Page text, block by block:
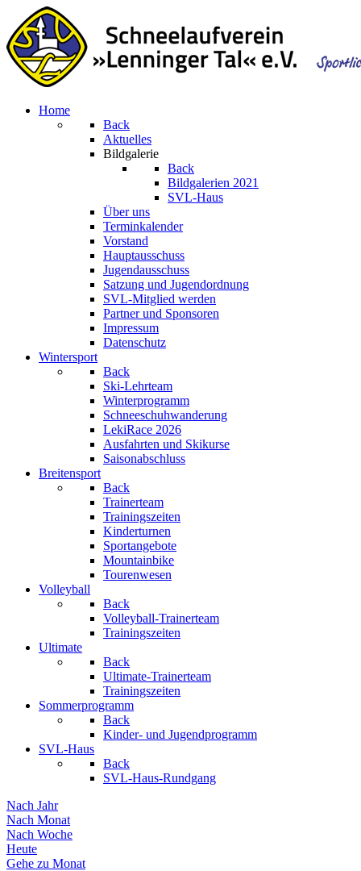
Home
Back
Aktuelles
Bildgalerie
Back
Bildgalerien 2021
SVL-Haus
Über uns
Terminkalender
Vorstand
Hauptausschuss
Jugendausschuss
Satzung und Jugendordnung
SVL-Mitglied werden
Partner und Sponsoren
Impressum
Datenschutz
Wintersport
Back
Ski-Lehrteam
Winterprogramm
Schneeschuhwanderung
LekiRace 2026
Ausfahrten und Skikurse
Saisonabschluss
Breitensport
Back
Trainerteam
Trainingszeiten
Kinderturnen
Sportangebote
Mountainbike
Tourenwesen
Volleyball
Back
Volleyball-Trainerteam
Trainingszeiten
Ultimate
Back
Ultimate-Trainerteam
Trainingszeiten
Sommerprogramm
Back
Kinder- und Jugendprogramm
SVL-Haus
Back
SVL-Haus-Rundgang
Nach Jahr
Nach Monat
Nach Woche
Heute
Gehe zu Monat